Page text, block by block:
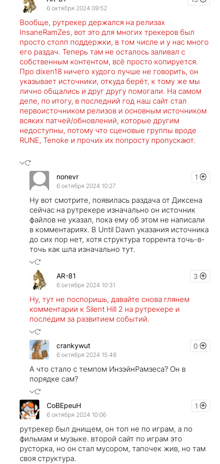
6 октября 2024 09:52
Вообще, рутрекер держался на релизах
InsaneRamZes, вот это для многих трекеров был
просто столп поддержки, в том числе и у нас много
его раздач. Теперь там не осталось заливал с
собственным контентом, всё просто копируется.
Про dixen18 ничего худого лучше не говорить, он
указывает источники, откуда берёт, к тому же мы
лично общались и друг другу помогали. На самом
деле, по итогу, в последний год наш сайт стал
первоисточником релизов и основным источником
всяких патчей/обновлений, которые другим
недоступны, потому что сценовые группы вроде
RUNE, Tenoke и прочих их попросту пропускают.
1
nonevr
6 октября 2024 10:27
Ну вот смотрите, появилась раздача от Диксена
сейчас на рутрекере изначально он источник
файлов не указал, пока ему об этом не написали
в комментариях. В Until Dawn указания источника
до сих пор нет, хотя структура торрента точь-в-
точь как шла изначально тут.
3
AR-81
6 октября 2024 10:31
Ну, тут не поспоришь, давайте снова глянем
комментарии к Silent Hill 2 на рутрекере и
последим за развитием событий.
0
crankywut
6 октября 2024 15:48
А что стало с темпом ИнзэйнРамзеса? Он в
порядке сам?
1
CoBEpeuH
6 октября 2024 10:06
рутрекер был днищем, он топ не по играм, а по
фильмам и музыке. второй сайт по играм это
русторка, но он стал мусором, тапочек жив, но там
своя структура.